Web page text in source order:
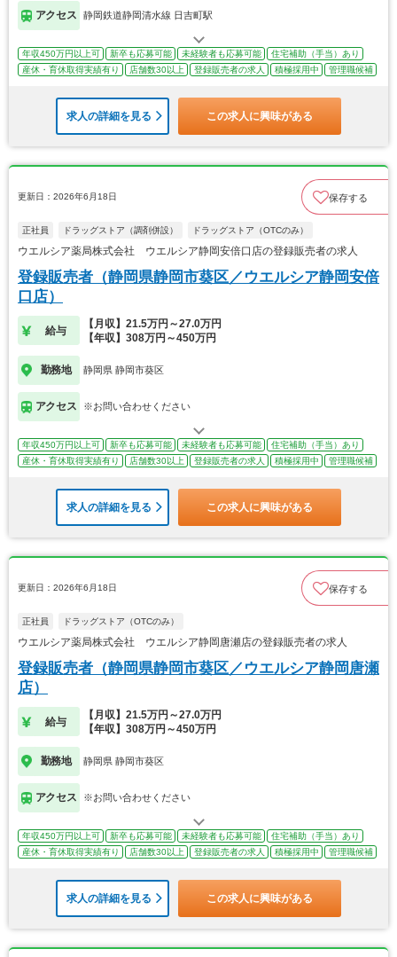
アクセス 静岡鉄道静岡清水線 日吉町駅
年収450万円以上可 新卒も応募可能 未経験者も応募可能
住宅補助（手当）あり
産休・育休取得実績有り
店舗数30以上 登録販売者の求人 積極採用中 管理職候補
求人の詳細を見る この求人に興味がある
更新日：2026年6月18日 保存する
正社員 ドラッグストア（調剤併設） ドラッグストア（OTCのみ）
ウエルシア薬局株式会社 ウエルシア静岡安倍口店の登録販売者の求人
登録販売者（静岡県静岡市葵区／ウエルシア静岡安倍
口店）
給与
【月収】21.5万円～27.0万円
【年収】308万円～450万円
勤務地 静岡県 静岡市葵区
アクセス ※お問い合わせください
年収450万円以上可 新卒も応募可能 未経験者も応募可能
住宅補助（手当）あり
産休・育休取得実績有り
店舗数30以上 登録販売者の求人 積極採用中 管理職候補
求人の詳細を見る この求人に興味がある
更新日：2026年6月18日 保存する
正社員 ドラッグストア（OTCのみ）
ウエルシア薬局株式会社 ウエルシア静岡唐瀬店の登録販売者の求人
登録販売者（静岡県静岡市葵区／ウエルシア静岡唐瀬
店）
給与
【月収】21.5万円～27.0万円
【年収】308万円～450万円
勤務地 静岡県 静岡市葵区
アクセス ※お問い合わせください
年収450万円以上可 新卒も応募可能 未経験者も応募可能
住宅補助（手当）あり
産休・育休取得実績有り
店舗数30以上 登録販売者の求人 積極採用中 管理職候補
求人の詳細を見る この求人に興味がある